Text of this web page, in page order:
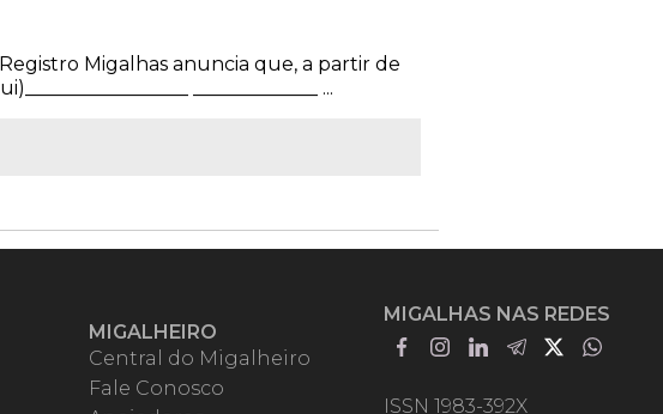
Migalhas anuncia que, a partir de
_____________ ...
MIGALHEIRO
Central do Migalheiro
Fale Conosco
MIGALHAS NAS REDES
ISSN 1983-392X